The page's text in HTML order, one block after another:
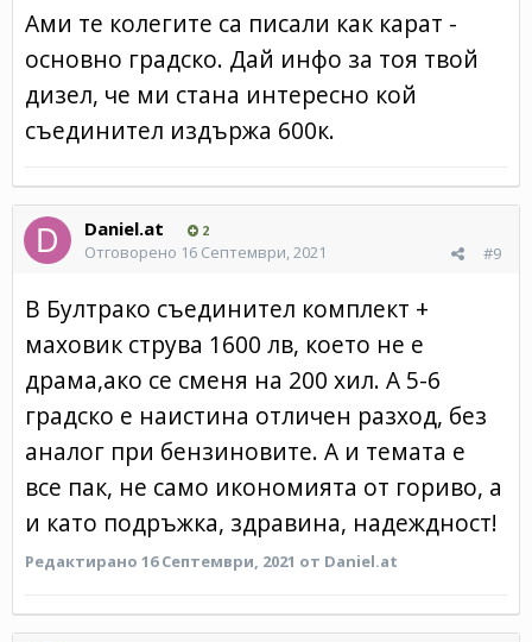
Ами те колегите са писали как карат -
основно градско. Дай инфо за тоя твой
дизел, че ми стана интересно кой
съединител издържа 600к.
Daniel.at 2
#9
Отговорено 16 Септември, 2021
В Бултрако съединител комплект +
маховик струва 1600 лв, което не е
драма,ако се сменя на 200 хил. А 5-6
градско е наистина отличен разход, без
аналог при бензиновите. А и темата е
все пак, не само икономията от гориво, а
и като подръжка, здравина, надеждност!
Редактирано 16 Септември, 2021 от Daniel.at